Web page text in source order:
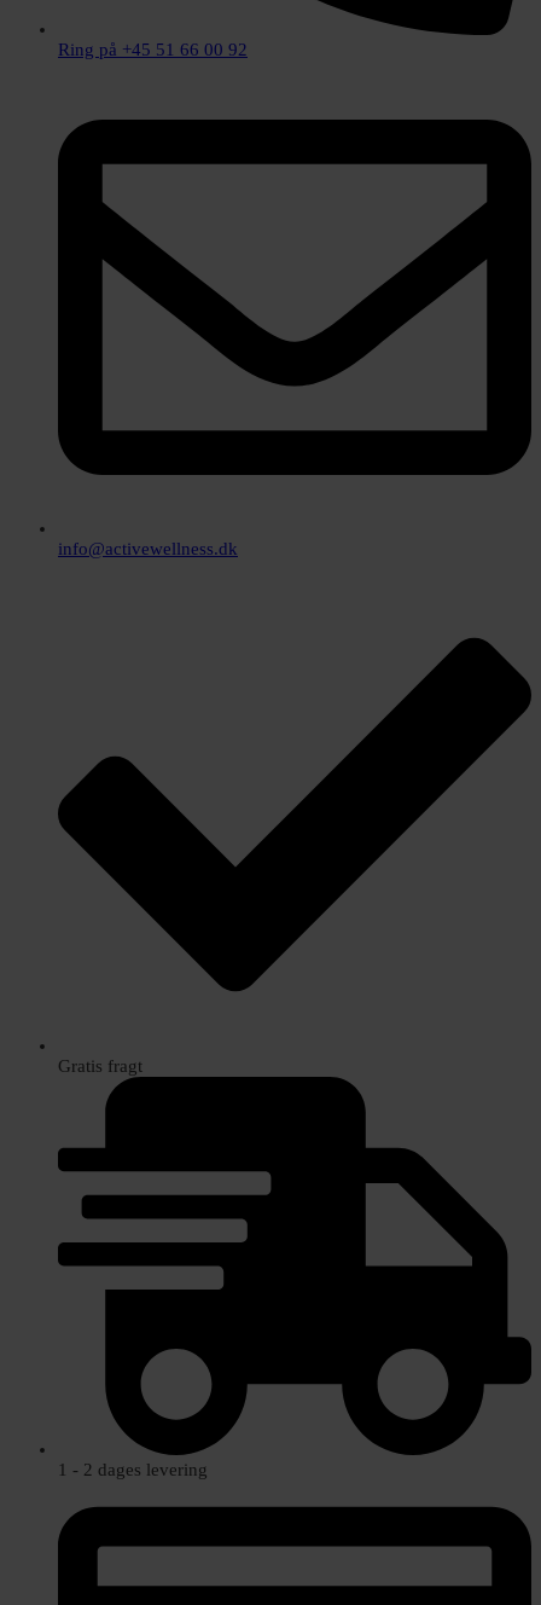
Ring på +45 51 66 00 92
info@activewellness.dk
Gratis fragt
1 - 2 dages levering